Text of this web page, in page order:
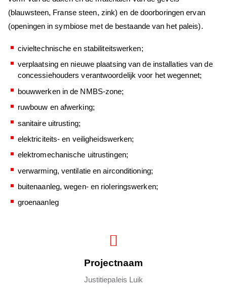
(blauwsteen, Franse steen, zink) en de doorboringen ervan
(openingen in symbiose met de bestaande van het paleis).
civieltechnische en stabiliteitswerken;
verplaatsing en nieuwe plaatsing van de installaties van de
concessiehouders verantwoordelijk voor het wegennet;
bouwwerken in de NMBS-zone;
ruwbouw en afwerking;
sanitaire uitrusting;
elektriciteits- en veiligheidswerken;
elektromechanische uitrustingen;
verwarming, ventilatie en airconditioning;
buitenaanleg, wegen- en rioleringswerken;
groenaanleg
Projectnaam
Justitiepaleis Luik